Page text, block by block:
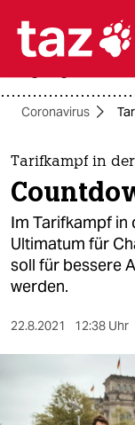

themen
politik
öko
gesellschaft
kultur
sport
berlin
usa
Coronavirus
Tarifkampf in
Im Tarifkampf in
Ultimatum für
soll für bessere
werden.
22.8.2021 12:38 Uhr